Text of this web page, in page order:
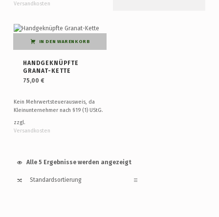
Versandkosten
IN DEN WARENKORB
HANDGEKNÜPFTE
GRANAT-KETTE
75,00€
Kein Mehrwertsteuerausweis, da
Kleinunternehmer nach §19 (1) UStG.
zzgl.
Versandkosten
Alle 5 Ergebnisse werden angezeigt